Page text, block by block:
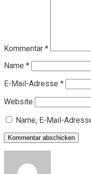
Kommentar *
Name *
E-Mail-Adresse *
Website
Name, E-Mail-